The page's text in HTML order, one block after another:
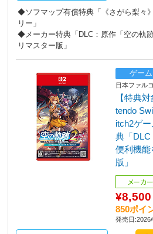
◆ソフマップ有償特典「《さがら梨々
リー」
◆メーカー特典「DLC：原作「空の軌
リマスター版」
ゲーム
日本ファル
【特典
tendo
itch2ゲ
典「DLC
便利機能
版」
メーカ
¥8,500
850ポイ
発売日